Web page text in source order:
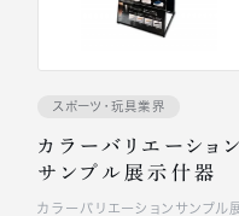
スポーツ・玩具業界
カラーバリエーション
サンプル展示什器
カラーバリエーションサンプル